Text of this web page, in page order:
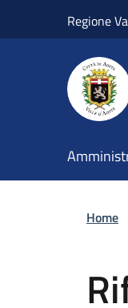
Regione
Home